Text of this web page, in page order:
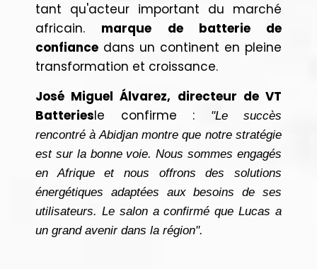
tant qu'acteur important du marché
africain. marque de batterie de
confiance dans un continent en pleine
transformation et croissance.
José Miguel Álvarez, directeur de VT
Batteriesle confirme :
"Le succès
rencontré à Abidjan montre que notre stratégie
est sur la bonne voie. Nous sommes engagés
en Afrique et nous offrons des solutions
énergétiques adaptées aux besoins de ses
utilisateurs. Le salon a confirmé que Lucas a
un grand avenir dans la région".